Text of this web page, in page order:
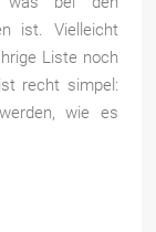
ist. Vielleicht
Liste noch
recht simpel:
wie es